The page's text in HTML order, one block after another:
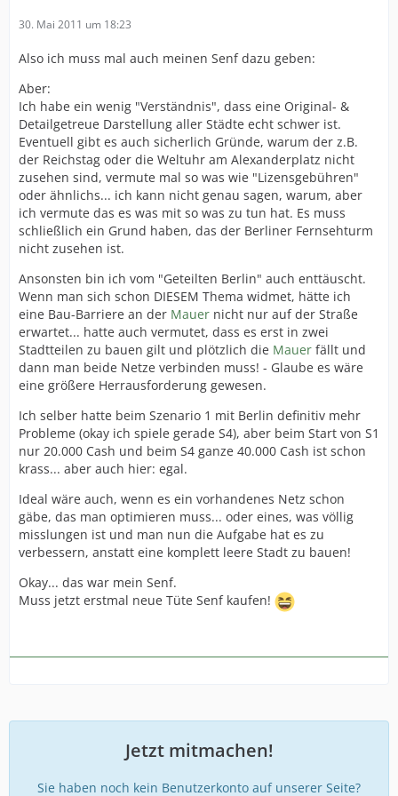
30. Mai 2011 um 18:23
Also ich muss mal auch meinen Senf dazu geben:
Aber:
Ich habe ein wenig "Verständnis", dass eine Original- &
Detailgetreue Darstellung aller Städte echt schwer ist.
Eventuell gibt es auch sicherlich Gründe, warum der z.B.
der Reichstag oder die Weltuhr am Alexanderplatz nicht
zusehen sind, vermute mal so was wie "Lizensgebühren"
oder ähnlichs... ich kann nicht genau sagen, warum, aber
ich vermute das es was mit so was zu tun hat. Es muss
schließlich ein Grund haben, das der Berliner Fernsehturm
nicht zusehen ist.
Ansonsten bin ich vom "Geteilten Berlin" auch enttäuscht.
Wenn man sich schon DIESEM Thema widmet, hätte ich
eine Bau-Barriere an der Mauer nicht nur auf der Straße
erwartet... hatte auch vermutet, dass es erst in zwei
Stadtteilen zu bauen gilt und plötzlich die Mauer fällt und
dann man beide Netze verbinden muss! - Glaube es wäre
eine größere Herrausforderung gewesen.
Ich selber hatte beim Szenario 1 mit Berlin definitiv mehr
Probleme (okay ich spiele gerade S4), aber beim Start von S1
nur 20.000 Cash und beim S4 ganze 40.000 Cash ist schon
krass... aber auch hier: egal.
Ideal wäre auch, wenn es ein vorhandenes Netz schon
gäbe, das man optimieren muss... oder eines, was völlig
misslungen ist und man nun die Aufgabe hat es zu
verbessern, anstatt eine komplett leere Stadt zu bauen!
Okay... das war mein Senf.
Muss jetzt erstmal neue Tüte Senf kaufen!
Jetzt mitmachen!
Sie haben noch kein Benutzerkonto auf unserer Seite?